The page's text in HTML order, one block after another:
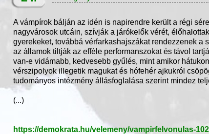
A vámpírok bálján az idén is napirendre került a régi
nagyvárosok utcáin, szívják a járókelők vérét,
gyerekeket, továbbá vérfarkashajszákat rendezzenek a
az államok tiltják az efféle performanszokat és távol
van-e vidámabb, kedvesebb gyűlés, mint amikor
vérszipolyok illegetik magukat és hófehér ajkukról
tudományos intézmény állásfoglalása szerint mindez
(...)
https://demokrata.hu/velemeny/vampirfelvonulas-